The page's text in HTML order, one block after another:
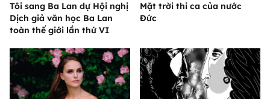
Tôi sang Ba Lan dự Hội nghị
Dịch giả văn học Ba Lan
toàn thế giới lần thứ VI
Mặt trời thi ca của nước
Đức